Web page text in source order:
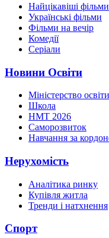
Найцікавіші фільми
Українські фільми
Фільми на вечір
Комедії
Серіали
Новини Освіти
Міністерство
Школа
НМТ 2026
Саморозвиток
Навчання за
Нерухомість
Аналітика ринку
Купівля житла
Тренди і натхнення
Спорт